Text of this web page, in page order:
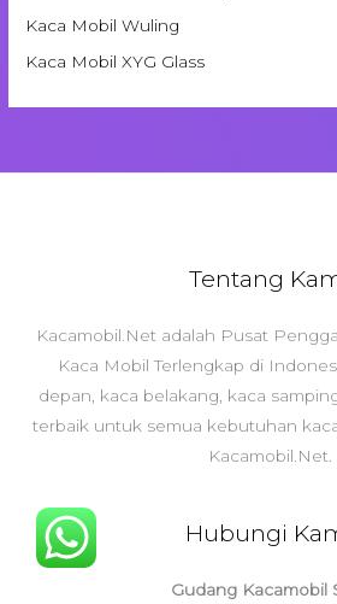
Kaca Mobil Wuling
Kaca Mobil XYG Glass
Tentang
Kacamobil.Net adalah Pusat
Kaca Mobil Terlengkap di
depan, kaca belakang, kaca
terbaik untuk semua kebutuhan
Kacamobil.Net.
Hubungi
Gudang Kacamobil